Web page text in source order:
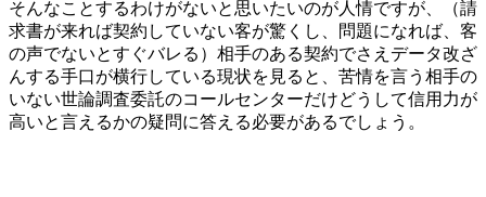
そんなことするわけがないと思いたいのが人情ですが、（請
求書が来れば契約していない客が驚くし、問題になれば、客
の声でないとすぐバレる）相手のある契約でさえデータ改ざ
んする手口が横行している現状を見ると、苦情を言う相手の
いない世論調査委託のコールセンターだけどうして信用力が
高いと言えるかの疑問に答える必要があるでしょう。